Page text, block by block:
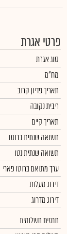
פרטי אגרת
סוג אגרת
מח"מ
תאריך פדיון קרוב
ריבית נקובה
תאריך קיים
תשואה שנתית ברוטו
תשואה שנתית נטו
ערך מתואם ברוטו פארי
דירוג מעלות
דירוג מדרוג
תחזית תשלומים